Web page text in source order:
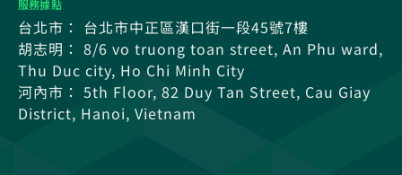
服務據點
台北市： 台北市中正區漢口街一段45號7樓
胡志明： 8/6 vo truong toan street, An Phu ward,
Thu Duc city, Ho Chi Minh City
河內市： 5th Floor, 82 Duy Tan Street, Cau Giay
District, Hanoi, Vietnam